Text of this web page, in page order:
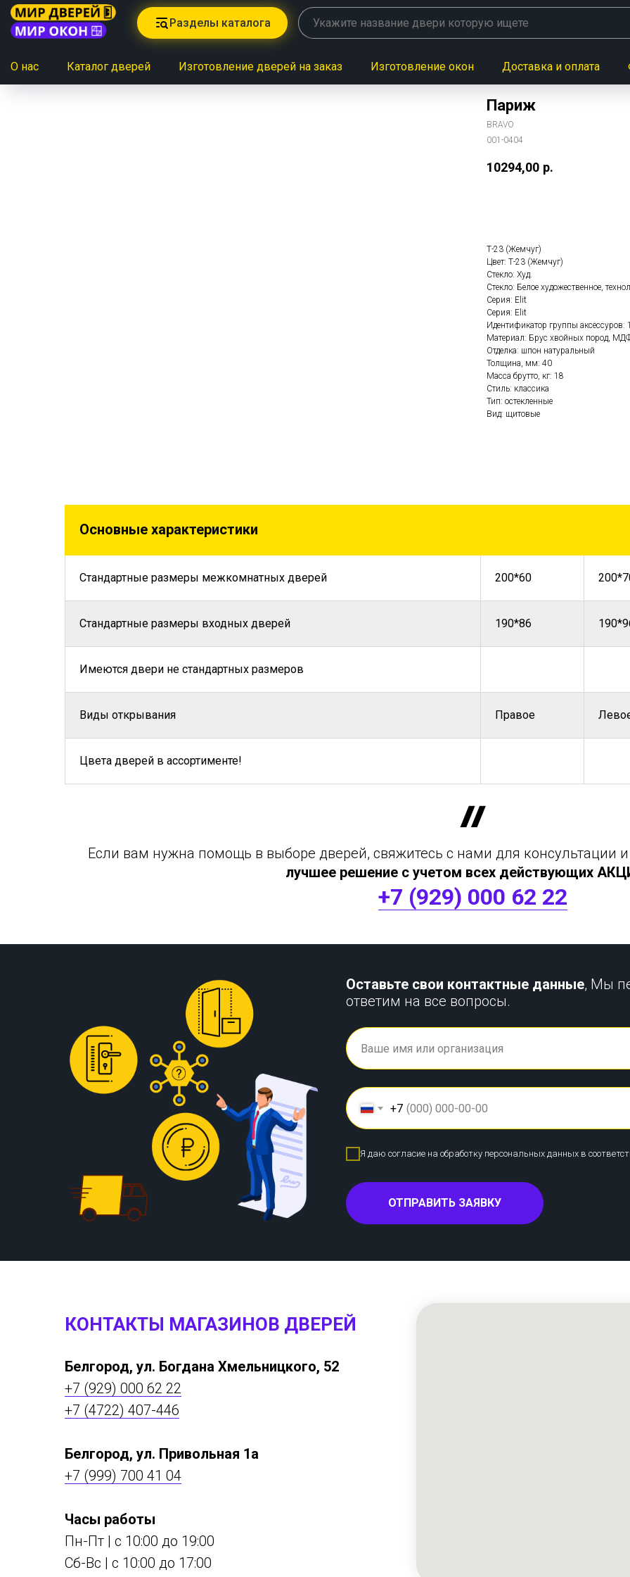
Разделы каталога
О нас Каталог дверей Изготовление дверей на заказ Изготовление окон Доставка и оплата
Париж
BRAVO
001-0404
10294,00 р.
Т-23 (Жемчуг)
Цвет: Т-23 (Жемчуг)
Стекло: Худ.
Стекло: Белое художественное,
Серия: Elit
Серия: Elit
Идентификатор группы аксессуров:
Материал: Брус хвойных пород,
Отделка: шпон натуральный
Толщина, мм: 40
Масса брутто, кг: 18
Стиль: классика
Тип: остекленные
Вид: щитовые
Основные характеристики
Стандартные размеры межкомнатных дверей 200*60
Стандартные размеры входных дверей 190*86
Имеются двери не стандартных размеров
Виды открывания Правое
Цвета дверей в ассортименте!
Если вам нужна помощь в выборе дверей, свяжитесь с нами для консультации и
лучшее решение с учетом всех действующих
+7 (929) 000 62 22
Оставьте свои контактные данные, Мы
ответим на все вопросы.
+7
Я даю согласие на обработку персональных данных в
ОТПРАВИТЬ ЗАЯВКУ
КОНТАКТЫ МАГАЗИНОВ ДВЕРЕЙ
Белгород, ул. Богдана Хмельницкого, 52
+7 (929) 000 62 22
+7 (4722) 407-446
Белгород, ул. Привольная 1а
+7 (999) 700 41 04
Часы работы
Пн-Пт | с 10:00 до 19:00
Сб-Вс | c 10:00 до 17:00